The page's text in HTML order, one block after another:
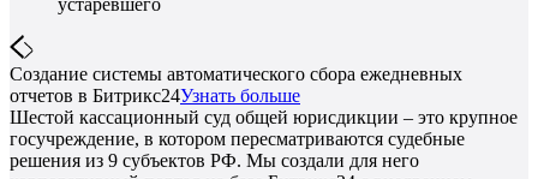
устаревшего
Создание системы автоматического сбора ежедневных
отчетов в Битрикс24Узнать больше
Шестой кассационный суд общей юрисдикции – это крупное
госучреждение, в котором пересматриваются судебные
решения из 9 субъектов РФ. Мы создали для него